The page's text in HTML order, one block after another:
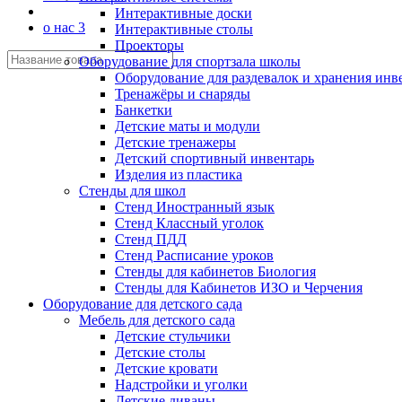
о нас 3
Интерактивные доски
Интерактивные столы
Проекторы
Оборудование для спортзала школы
Оборудование для раздевалок и хранения
Тренажёры и снаряды
Банкетки
Детские маты и модули
Детские тренажеры
Детский спортивный инвентарь
Изделия из пластика
Стенды для школ
Стенд Иностранный язык
Стенд Классный уголок
Стенд ПДД
Стенд Расписание уроков
Стенды для кабинетов Биология
Стенды для Кабинетов ИЗО и Черчения
Оборудование для детского сада
Мебель для детского сада
Детские стульчики
Детские столы
Детские кровати
Надстройки и уголки